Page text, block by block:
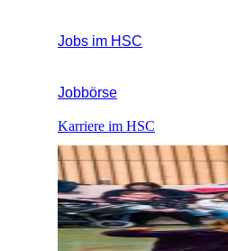
Jobs im HSC
Jobbörse
Karriere im HSC